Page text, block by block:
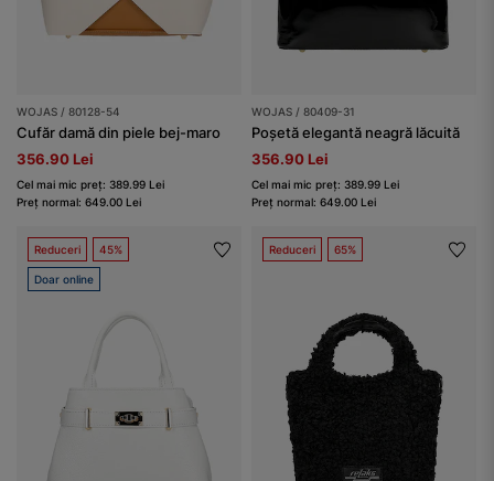
WOJAS / 80128-54
Cufăr damă din piele bej-maro
356.90 Lei
Cel mai mic preț: 389.99 Lei
Preț normal: 649.00 Lei
WOJAS / 80409-31
Poșetă elegantă neagră lăcuită
356.90 Lei
Cel mai mic preț: 389.99 Lei
Preț normal: 649.00 Lei
Reduceri 45%
Doar online
Reduceri 65%